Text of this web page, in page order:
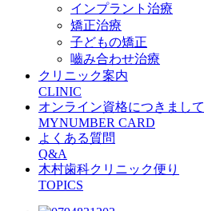
インプラント治療
矯正治療
子どもの矯正
嚙み合わせ治療
クリニック案内
CLINIC
オンライン資格につきまして
MYNUMBER CARD
よくある質問
Q&A
木村歯科クリニック便り
TOPICS